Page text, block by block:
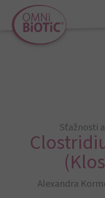
Sťažnosti
Alexandra